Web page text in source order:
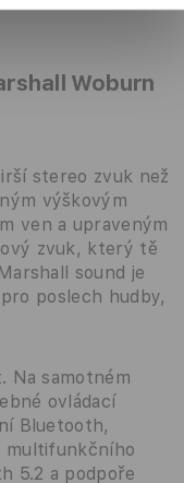
Woburn
stereo zvuk než
výškovým
ven a upraveným
zvuk, který tě
sound je
poslech hudby,
Na samotném
ovládací
Bluetooth,
multifunkčního
5.2 a podpoře